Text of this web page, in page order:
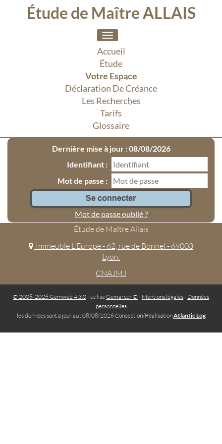
Étude de Maître ALLAIS
Toggle
navigation
Accueil
Étude
Votre Espace
Déclaration De Créance
Les Recherches
Tarifs
Glossaire
Dernière mise à jour : 08/08/2026
Identifiant :
Mot de passe :
Mot de passe oublié ?
Étude de Maître Allais
Immeuble L'Europe - 62, rue de Bonnel - 69003
Lyon.
CNAJMJ
© 2008-2026 Gemweb 4.3.0- utiliseGemarcur © - Mentions légales- Données
personnelles
les données sont à jour au : 08/08/2026 Conception/RéalisationAtlantic Log